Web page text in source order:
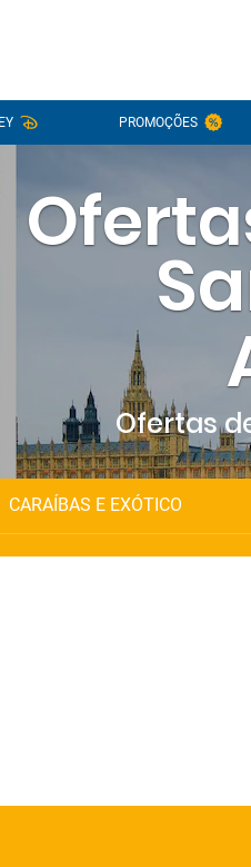
PROMOÇÕES
Ofertas
CARAÍBAS E EXÓTICO